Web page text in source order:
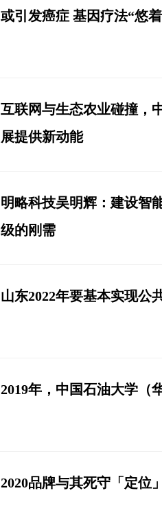
或引发癌症 基因疗法“悠
互联网与生态农业碰撞，
展提供新动能
明略科技吴明辉：建设智
级的刚需
山东2022年要基本实现公
2019年，中国石油大学（
2020品牌与其死守「定位